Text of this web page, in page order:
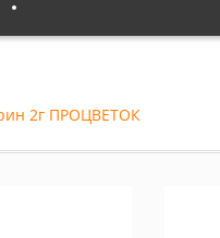
2г ПРОЦВЕТОК